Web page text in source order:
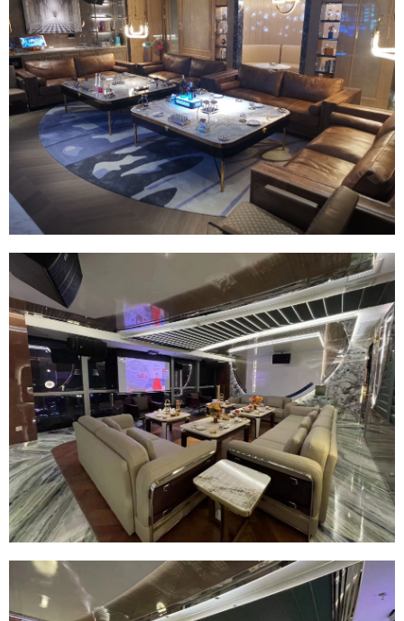
微信支付
立刻支付
微信支付
立刻支付
您没有权限发布内容，请购买会员或者提升权
限。
忘记密码？找回 已有帐号？登录
社交帐号直接登录
QQ登录 微博登录